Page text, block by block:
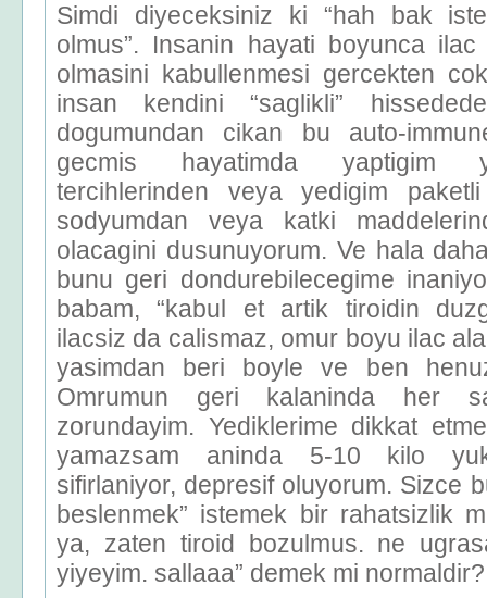
Simdi diyeceksiniz ki “hah bak
olmus”. Insanin hayati boyunca
olmasini kabullenmesi gercekten
insan kendini “saglikli”
dogumundan cikan bu auto-
gecmis hayatimda yaptigim
tercihlerinden veya yedigim
sodyumdan veya katki
olacagini dusunuyorum. Ve hala
bunu geri dondurebilecegime
babam, “kabul et artik tiroidin
ilacsiz da calismaz, omur boyu ilac
yasimdan beri boyle ve ben
Omrumun geri kalaninda her
zorundayim. Yediklerime dikkat
yamazsam aninda 5-10 kilo
sifirlaniyor, depresif oluyorum. Sizce
beslenmek” istemek bir rahatsizlik
ya, zaten tiroid bozulmus. ne
yiyeyim. sallaaa” demek mi normaldir?